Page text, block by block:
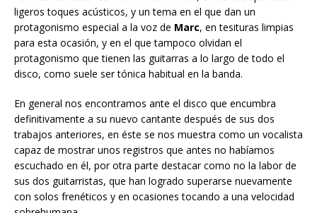
ligeros toques acústicos, y un tema en el que dan un
protagonismo especial a la voz de Marc, en tesituras limpias
para esta ocasión, y en el que tampoco olvidan el
protagonismo que tienen las guitarras a lo largo de todo el
disco, como suele ser tónica habitual en la banda.
En general nos encontramos ante el disco que encumbra
definitivamente a su nuevo cantante después de sus dos
trabajos anteriores, en éste se nos muestra como un vocalista
capaz de mostrar unos registros que antes no habíamos
escuchado en él, por otra parte destacar como no la labor de
sus dos guitarristas, que han logrado superarse nuevamente
con solos frenéticos y en ocasiones tocando a una velocidad